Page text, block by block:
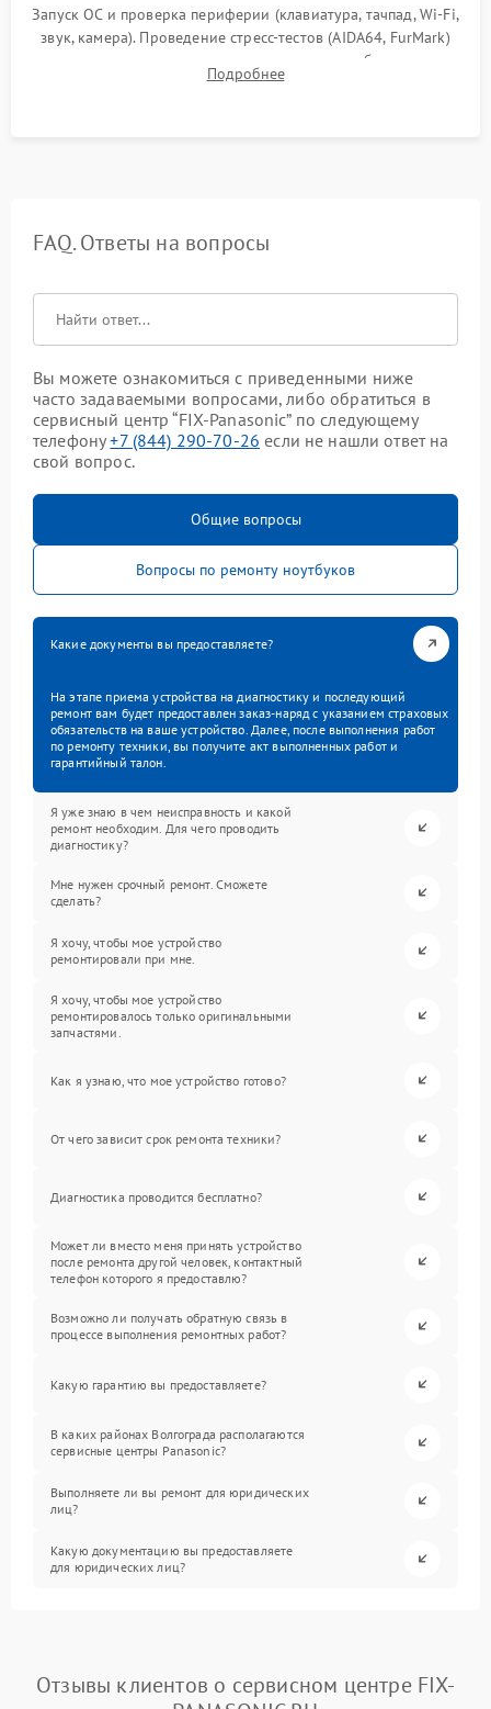
Запуск ОС и проверка периферии (клавиатура, тачпад, Wi-Fi,
звук, камера). Проведение стресс-тестов (AIDA64, FurMark)
для контроля температурного режима и стабильности
системы под пиковой нагрузкой.
Подробнее
FAQ. Ответы на вопросы
Вы можете ознакомиться с приведенными ниже
часто задаваемыми вопросами, либо обратиться в
сервисный центр “FIX-Panasonic” по следующему
телефону+7 (844) 290-70-26 если не нашли ответ на
свой вопрос.
Общие вопросы
Вопросы по ремонту ноутбуков
Какие документы вы предоставляете?
На этапе приема устройства на диагностику и последующий
ремонт вам будет предоставлен заказ-наряд с указанием страховых
обязательств на ваше устройство. Далее, после выполнения работ
по ремонту техники, вы получите акт выполненных работ и
гарантийный талон.
Я уже знаю в чем неисправность и какой
ремонт необходим. Для чего проводить
диагностику?
Мне нужен срочный ремонт. Сможете
сделать?
Я хочу, чтобы мое устройство
ремонтировали при мне.
Я хочу, чтобы мое устройство
ремонтировалось только оригинальными
запчастями.
Как я узнаю, что мое устройство готово?
От чего зависит срок ремонта техники?
Диагностика проводится бесплатно?
Может ли вместо меня принять устройство
после ремонта другой человек, контактный
телефон которого я предоставлю?
Возможно ли получать обратную связь в
процессе выполнения ремонтных работ?
Какую гарантию вы предоставляете?
В каких районах Волгограда располагаются
сервисные центры Panasonic?
Выполняете ли вы ремонт для юридических
лиц?
Какую документацию вы предоставляете
для юридических лиц?
Отзывы клиентов о сервисном центре FIX-